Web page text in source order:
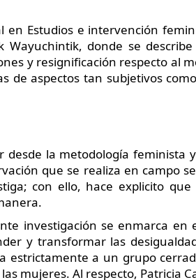
en Estudios e intervención
donde se
y resignificación respecto al
aspectos tan subjetivos
la metodología feminista
que se realiza en campo
con ello, hace explicito
investigación se enmarca en
y transformar las
estrictamente a un grupo
mujeres. Al respecto, Patricia